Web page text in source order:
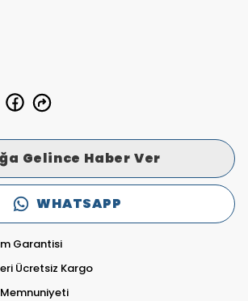
Gelince Haber Ver
WHATSAPP
Garantisi
Ücretsiz Kargo